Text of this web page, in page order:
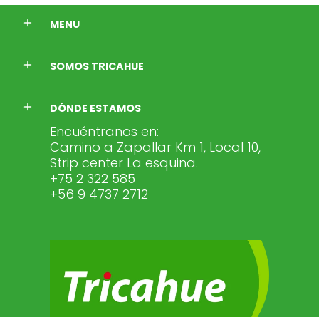
MENU
SOMOS TRICAHUE
DÓNDE ESTAMOS
Encuéntranos en:
Camino a Zapallar Km 1, Local 10,
Strip center La esquina.
+75 2 322 585
+56 9 4737 2712